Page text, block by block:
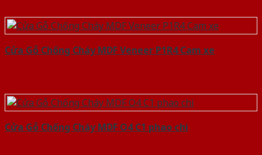
Cửa Gỗ Chống Cháy MDF Veneer P1R4 Cam xe
Cửa Gỗ Chống Cháy MDF O4 C1 phao chi